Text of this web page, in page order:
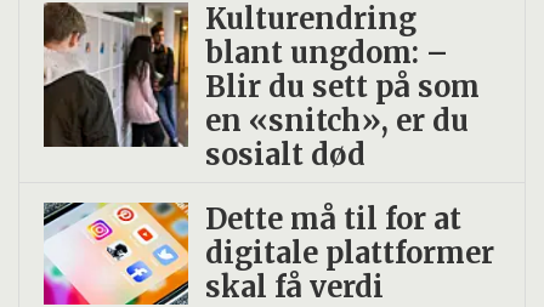
Kulturendring
blant ungdom: –
Blir du sett på som
en «snitch», er du
sosialt død
Dette må til for at
digitale plattformer
skal få verdi